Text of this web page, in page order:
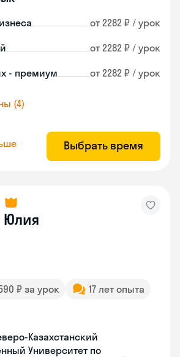
от 2282 ₽ / урок
от 2282 ₽ / урок
- премиум от 2282 ₽ / урок
(4)
Выбрать время
Юлия
₽ за урок
17 лет опыта
Казахстанский
Университет по